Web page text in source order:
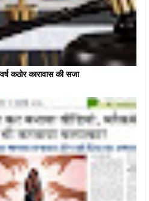
कठोर कारावास की सजा